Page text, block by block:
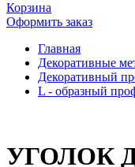
Корзина
Оформить заказ
Главная
Декоративные
Декоративный
L - образный
УГОЛОК